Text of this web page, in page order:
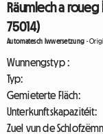
Räumlech a roueg
75014)
Automatesch Iwwersetzung -
Wunnengstyp :
Typ:
Gemieterte Fläch:
Unterkunftskapazitéit:
Zuel vun de